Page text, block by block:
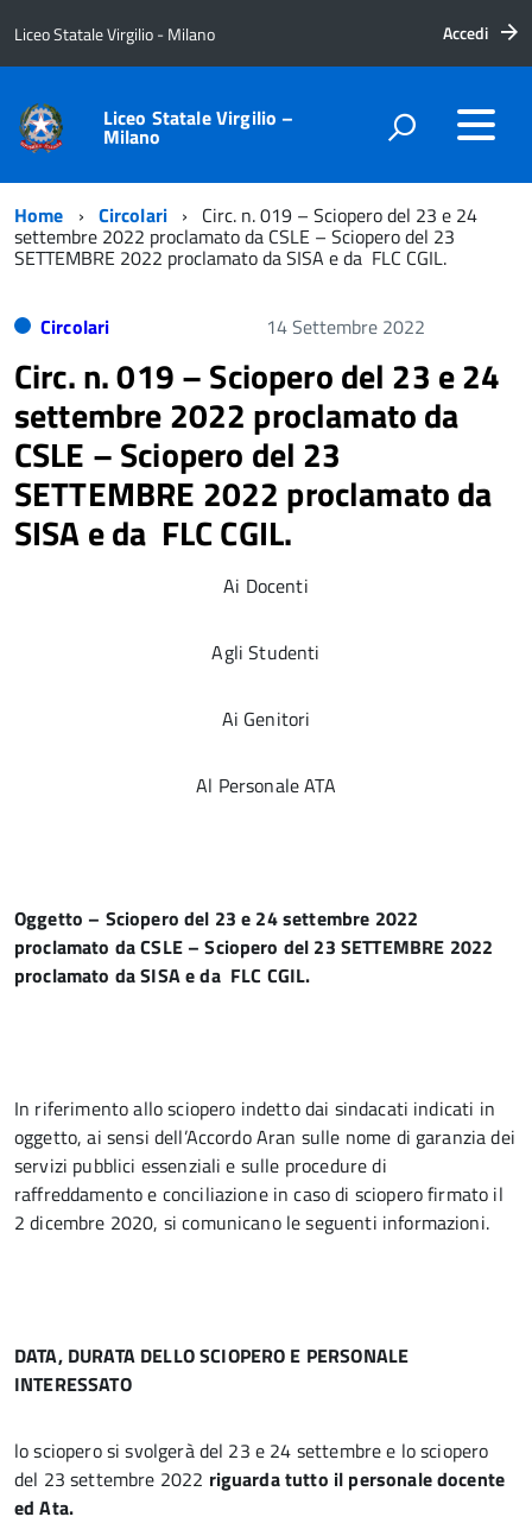
Liceo Statale Virgilio - Milano Accedi
Liceo Statale Virgilio –
Milano
Home Circolari Circ. n. 019 – Sciopero del 23 e 24
settembre 2022 proclamato da CSLE – Sciopero del 23
SETTEMBRE 2022 proclamato da SISA e da FLC CGIL.
Circolari 14 Settembre 2022
Circ. n. 019 – Sciopero del 23 e 24
settembre 2022 proclamato da
CSLE – Sciopero del 23
SETTEMBRE 2022 proclamato da
SISA e da FLC CGIL.
Ai Docenti
Agli Studenti
Ai Genitori
Al Personale ATA
Oggetto – Sciopero del 23 e 24 settembre 2022
proclamato da CSLE – Sciopero del 23 SETTEMBRE 2022
proclamato da SISA e da FLC CGIL.
In riferimento allo sciopero indetto dai sindacati indicati in
oggetto, ai sensi dell’Accordo Aran sulle nome di garanzia dei
servizi pubblici essenziali e sulle procedure di
raffreddamento e conciliazione in caso di sciopero firmato il
2 dicembre 2020, si comunicano le seguenti informazioni.
DATA, DURATA DELLO SCIOPERO E PERSONALE
INTERESSATO
lo sciopero si svolgerà del 23 e 24 settembre e lo sciopero
del 23 settembre 2022 riguarda tutto il personale docente
ed Ata.